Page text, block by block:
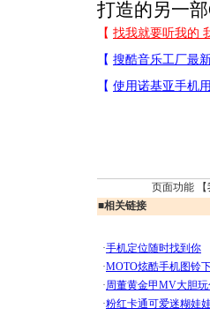
打造的另一部
页面功能 【
■相关链接